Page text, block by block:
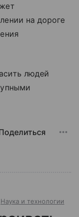
на дороге
людей
Наука и технологии